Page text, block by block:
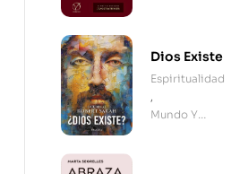
Dios Existe
Espiritualidad
,
Mundo Y